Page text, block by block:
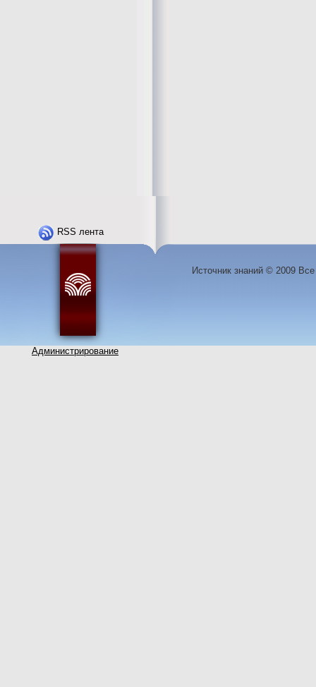
RSS лента
Администрирование
Источник знаний © 2009